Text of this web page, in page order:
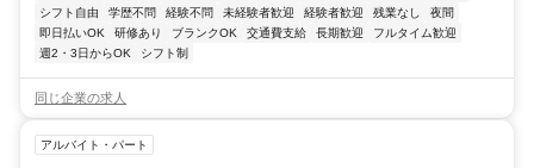
シフト自由
学歴不問 経験不問 未経験者歓迎 経験者歓迎 残業なし
夜間
即日払いOK
研修あり ブランクOK 交通費支給 長期歓迎
フルタイム歓迎
週2・3日からOK
シフト制
同じ企業の求人
アルバイト・パート